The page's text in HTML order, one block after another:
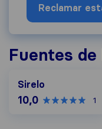
Reclamar
Fuentes
Sirelo
10,0 1